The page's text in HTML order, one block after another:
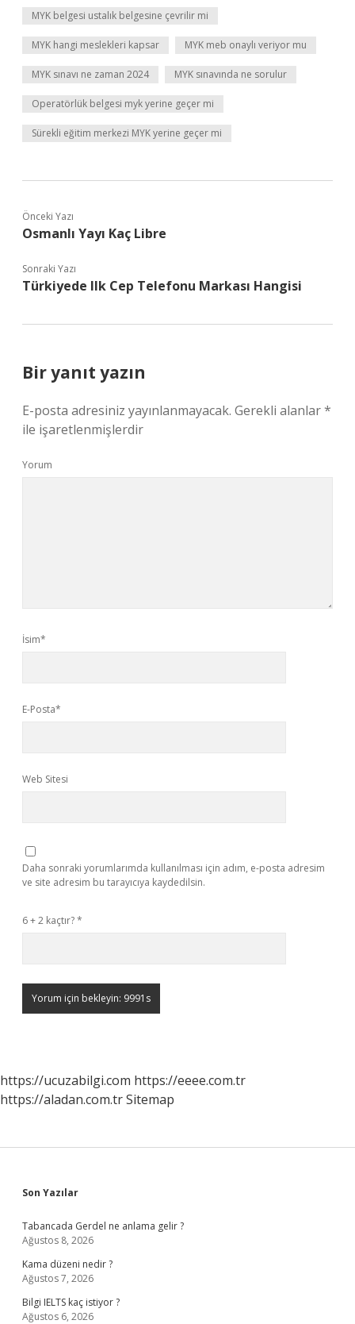
MYK belgesi ustalık belgesine çevrilir mi
MYK hangi meslekleri kapsar MYK meb onaylı veriyor mu
MYK sınavı ne zaman 2024 MYK sınavında ne sorulur
Operatörlük belgesi myk yerine geçer mi
Sürekli eğitim merkezi MYK yerine geçer mi
Önceki Yazı
Osmanlı Yayı Kaç Libre
Sonraki Yazı
Türkiyede Ilk Cep Telefonu Markası Hangisi
Bir yanıt yazın
E-posta adresiniz yayınlanmayacak. Gerekli alanlar*
ile işaretlenmişlerdir
Yorum
İsim*
E-Posta*
Web Sitesi
Daha sonraki yorumlarımda kullanılması için adım, e-posta adresim
ve site adresim bu tarayıcıya kaydedilsin.
6 + 2 kaçtır?*
https://ucuzabilgi.com https://eeee.com.tr
https://aladan.com.trSitemap
Sidebar
Son Yazılar
Tabancada Gerdel ne anlama gelir ?
Ağustos 8, 2026
Kama düzeni nedir ?
Ağustos 7, 2026
Bilgi IELTS kaç istiyor ?
Ağustos 6, 2026